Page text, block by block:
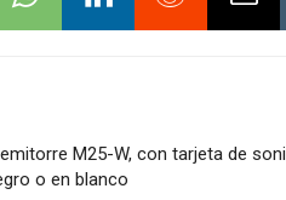
M25-W, con tarjeta de
o en blanco